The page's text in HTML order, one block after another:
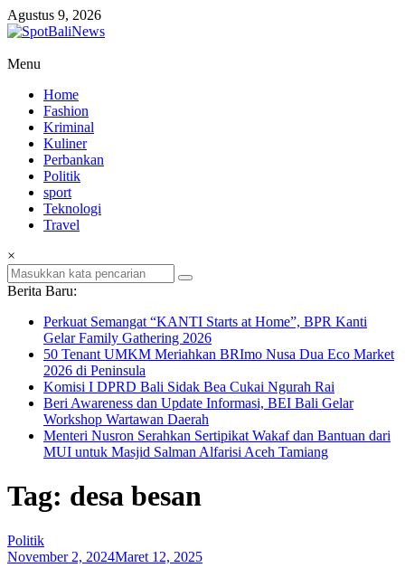
Lompat
ke
Agustus 9, 2026
SpotBaliNews
Menu
Home
Fashion
Kriminal
Kuliner
Perbankan
Politik
sport
Teknologi
Travel
×
Berita Baru:
Perkuat Semangat “KANTI Starts at Home”, BPR Kanti
Gelar Family Gathering 2026
50 Tenant UMKM Meriahkan BRImo Nusa Dua Eco Market
2026 di Peninsula
Komisi I DPRD Bali Sidak Bea Cukai Ngurah Rai
Beri Awareness dan Update Informasi, BEI Bali Gelar
Workshop Wartawan Daerah
Menteri Nusron Serahkan Sertipikat Wakaf dan Bantuan dari
MUI untuk Masjid Salman Alfarisi Aceh Tamiang
Tag: desa besan
Politik
November 2, 2024Maret 12, 2025